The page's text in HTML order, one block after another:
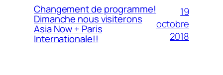
Changement de programme!
Dimanche nous visiterons
Asia Now + Paris
Internationale!!
19
octobre
2018